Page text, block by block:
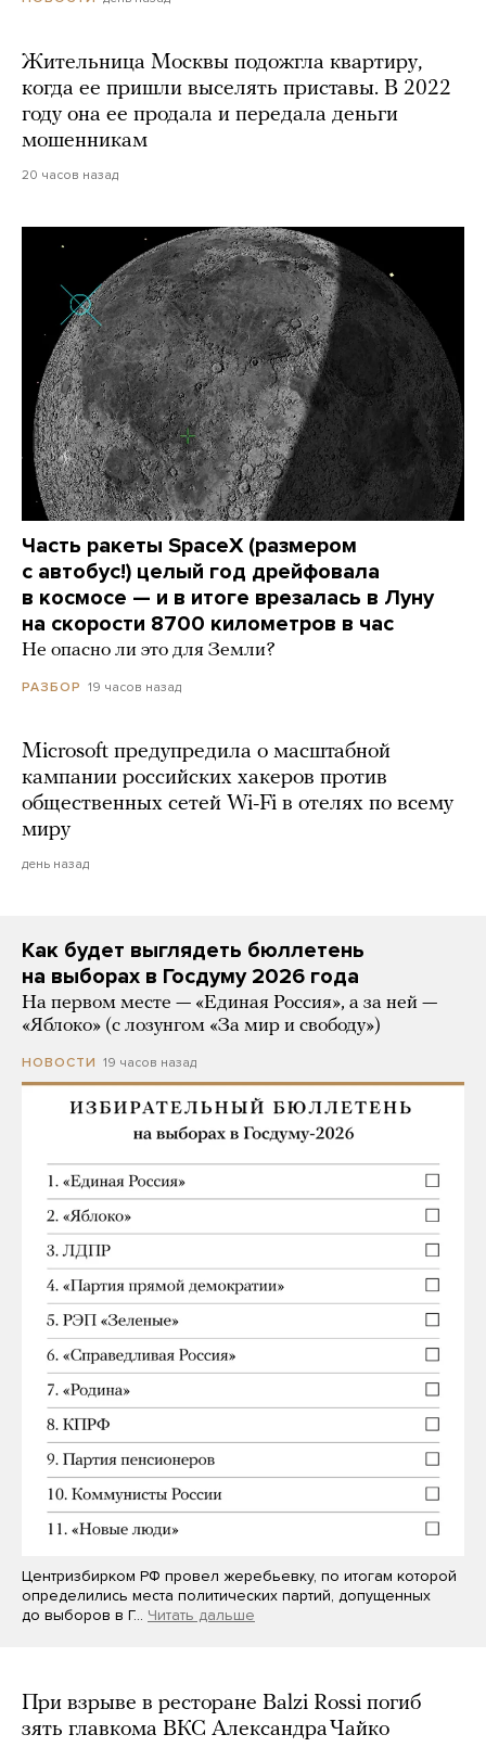
Жительница Москвы подожгла квартиру,
когда ее пришли выселять приставы. В 2022
году она ее продала и передала деньги
мошенникам
20 часов назад
Часть ракеты SpaceX (размером
с автобус!) целый год дрейфовала
в космосе — и в итоге врезалась в Луну
на скорости 8700 километров в час
Не опасно ли это для Земли?
РАЗБОР 19 часов назад
Microsoft предупредила о масштабной
кампании российских хакеров против
общественных сетей Wi-Fi в отелях по всему
миру
день назад
Как будет выглядеть бюллетень
на выборах в Госдуму 2026 года
На первом месте — «Единая Россия», а за ней —
«Яблоко» (с лозунгом «За мир и свободу»)
НОВОСТИ 19 часов назад
Центризбирком РФ провел жеребьевку, по итогам которой
определились места политических партий, допущенных
до выборов в Г… Читать дальше
При взрыве в ресторане Balzi Rossi погиб
зять главкома ВКС Александра Чайко